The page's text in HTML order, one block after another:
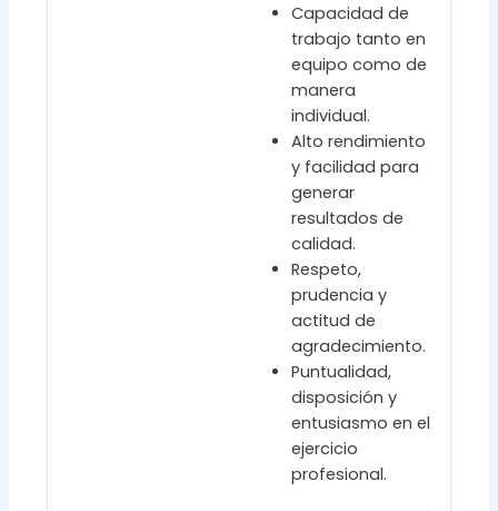
Capacidad de
trabajo tanto en
equipo como de
manera
individual.
Alto rendimiento
y facilidad para
generar
resultados de
calidad.
Respeto,
prudencia y
actitud de
agradecimiento.
Puntualidad,
disposición y
entusiasmo en el
ejercicio
profesional.